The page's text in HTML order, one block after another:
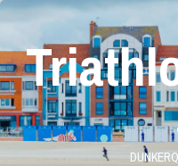
Skip
content